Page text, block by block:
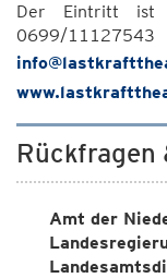
Der Eintritt ist
0699/
Rückfragen
Amt der